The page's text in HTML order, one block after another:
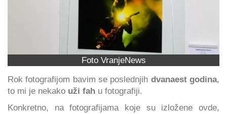
Foto VranjeNews
Rok fotografijom bavim se poslednjih dvanaest godina,
to mi je nekako uži fah u fotografiji.
Konkretno, na fotografijama koje su izložene ovde,